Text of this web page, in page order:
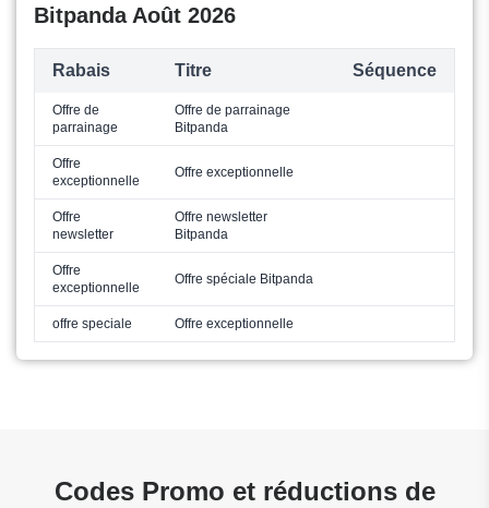
Bitpanda Août 2026
Rabais Titre Séquence
Offre de
parrainage
Offre de parrainage
Bitpanda
Offre
exceptionnelle
Offre exceptionnelle
Offre
newsletter
Offre newsletter
Bitpanda
Offre
exceptionnelle
Offre spéciale Bitpanda
offre speciale Offre exceptionnelle
Codes Promo et réductions de